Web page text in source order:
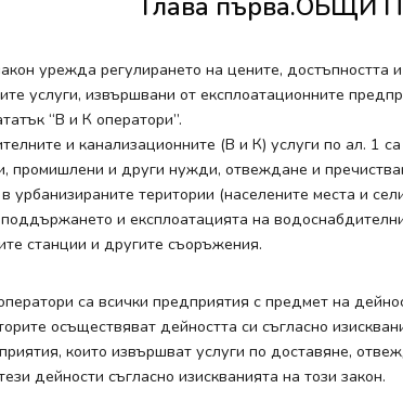
Глава
урежда регулирането на цените, достъпността
услуги, извършвани от експлоатационните
“В и К оператори”.
и канализационните (В и К) услуги по ал. 1
промишлени и други нужди, отвеждане и
урбанизираните територии (населените места и
и експлоатацията на
станции и другите съоръжения.
са всички предприятия с предмет на
осъществяват дейността си съгласно
които извършват услуги по доставяне,
дейности съгласно изискванията на този закон.